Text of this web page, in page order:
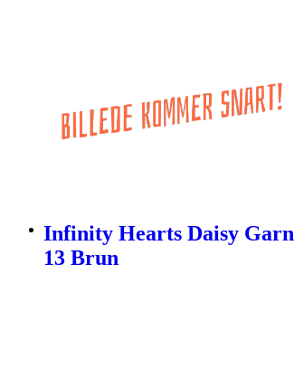
Infinity Hearts Daisy Garn
13 Brun